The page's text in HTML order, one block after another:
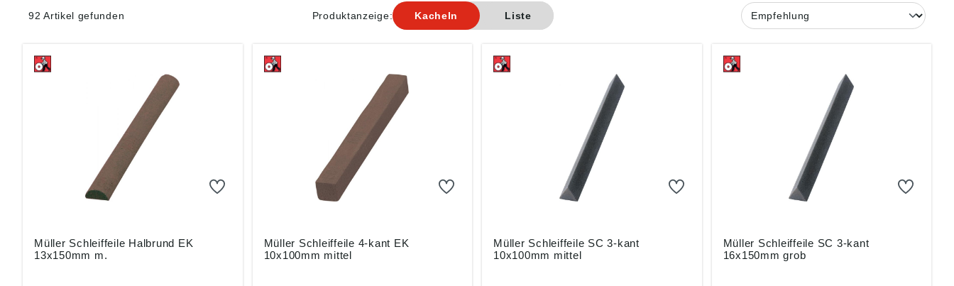
92 Artikel gefunden Produktanzeige: Kacheln Liste
Müller Schleiffeile Halbrund EK
13x150mm m.
Müller Schleiffeile 4-kant EK
10x100mm mittel
Müller Schleiffeile SC 3-kant
10x100mm mittel
Müller Schleiffeile SC 3-kant
16x150mm grob